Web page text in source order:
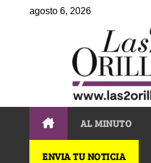
agosto 6, 2026
AL MINUTO
ENVIA TU NOTICIA